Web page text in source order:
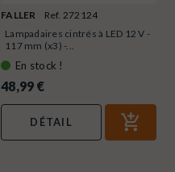
FALLER
Ref. 272124
Lampadaires cintrés à LED 12 V -
117 mm (x3) -...
En stock !
48,99 €
DÉTAIL